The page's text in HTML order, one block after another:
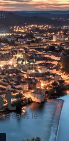
dans le